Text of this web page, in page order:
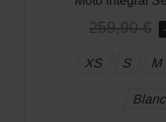
259,90 €
XS S M
Blanc